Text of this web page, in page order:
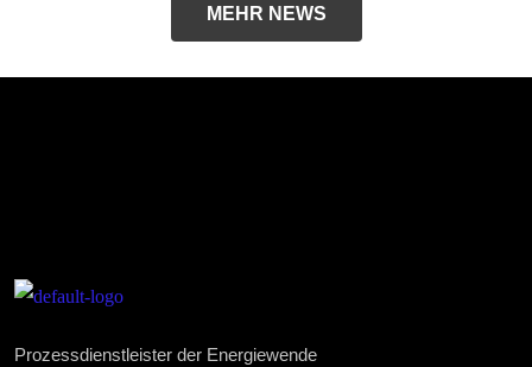
MEHR NEWS
Prozessdienstleister der Energiewende